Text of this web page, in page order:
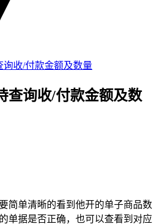
收/付款金额及数量
询收/付款金额及数
简单清晰的看到他开的单子商品数
单据是否正确，也可以查看到对应